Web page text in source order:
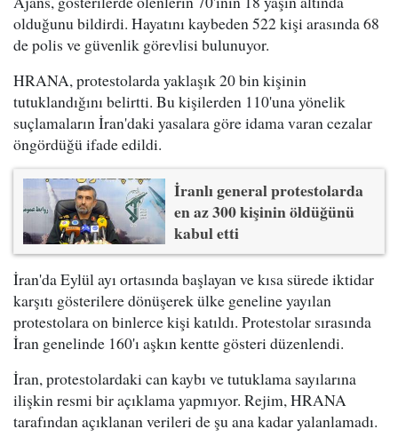
olduğunu bildirdi. Hayatını kaybeden 522 kişi arasında 68
de polis ve güvenlik görevlisi bulunuyor.
HRANA, protestolarda yaklaşık 20 bin kişinin
tutuklandığını belirtti. Bu kişilerden 110'una yönelik
suçlamaların İran'daki yasalara göre idama varan cezalar
öngördüğü ifade edildi.
İranlı general protestolarda
en az 300 kişinin öldüğünü
kabul etti
İran'da Eylül ayı ortasında başlayan ve kısa sürede iktidar
karşıtı gösterilere dönüşerek ülke geneline yayılan
protestolara on binlerce kişi katıldı. Protestolar sırasında
İran genelinde 160'ı aşkın kentte gösteri düzenlendi.
İran, protestolardaki can kaybı ve tutuklama sayılarına
ilişkin resmi bir açıklama yapmıyor. Rejim, HRANA
tarafından açıklanan verileri de şu ana kadar yalanlamadı.